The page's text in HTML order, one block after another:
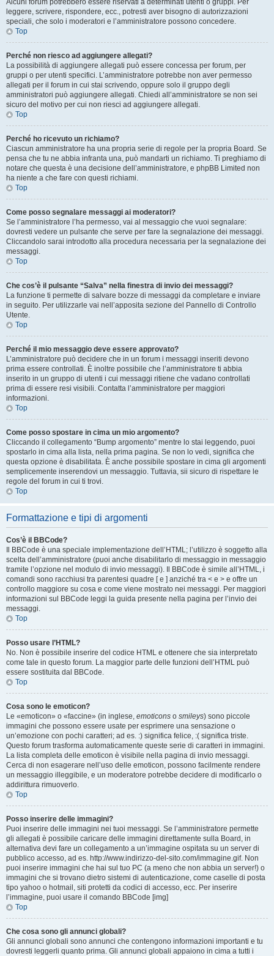
Alcuni forum potrebbero essere riservati a determinati utenti o gruppi. Per
leggere, scrivere, rispondere, ecc., potresti aver bisogno di autorizzazioni
speciali, che solo i moderatori e l’amministratore possono concedere.
Top
Perché non riesco ad aggiungere allegati?
La possibilità di aggiungere allegati può essere concessa per forum, per
gruppi o per utenti specifici. L’amministratore potrebbe non aver permesso
allegati per il forum in cui stai scrivendo, oppure solo il gruppo degli
amministratori può aggiungere allegati. Chiedi all’amministratore se non sei
sicuro del motivo per cui non riesci ad aggiungere allegati.
Top
Perché ho ricevuto un richiamo?
Ciascun amministratore ha una propria serie di regole per la propria Board. Se
pensa che tu ne abbia infranta una, può mandarti un richiamo. Ti preghiamo di
notare che questa è una decisione dell’amministratore, e phpBB Limited non
ha niente a che fare con questi richiami.
Top
Come posso segnalare messaggi ai moderatori?
Se l’amministratore l’ha permesso, vai al messaggio che vuoi segnalare:
dovresti vedere un pulsante che serve per fare la segnalazione dei messaggi.
Cliccandolo sarai introdotto alla procedura necessaria per la segnalazione dei
messaggi.
Top
Che cos’è il pulsante “Salva” nella finestra di invio dei messaggi?
La funzione ti permette di salvare bozze di messaggi da completare e inviare
in seguito. Per utilizzarle vai nell’apposita sezione del Pannello di Controllo
Utente.
Top
Perché il mio messaggio deve essere approvato?
L’amministratore può decidere che in un forum i messaggi inseriti devono
prima essere controllati. È inoltre possibile che l’amministratore ti abbia
inserito in un gruppo di utenti i cui messaggi ritiene che vadano controllati
prima di essere resi visibili. Contatta l’amministratore per maggiori
informazioni.
Top
Come posso spostare in cima un mio argomento?
Cliccando il collegamento “Bump argomento” mentre lo stai leggendo, puoi
spostarlo in cima alla lista, nella prima pagina. Se non lo vedi, significa che
questa opzione è disabilitata. È anche possibile spostare in cima gli argomenti
semplicemente inserendovi un messaggio. Tuttavia, sii sicuro di rispettare le
regole del forum in cui ti trovi.
Top
Formattazione e tipi di argomenti
Cos’è il BBCode?
Il BBCode è una speciale implementazione dell’HTML; l’utilizzo è soggetto alla
scelta dell’amministratore (puoi anche disabilitarlo di messaggio in messaggio
tramite l’opzione nel modulo di invio messaggi). Il BBCode è simile all’HTML, i
comandi sono racchiusi tra parentesi quadre [ e ] anziché tra < e > e offre un
controllo maggiore su cosa e come viene mostrato nei messaggi. Per maggiori
informazioni sul BBCode leggi la guida presente nella pagina per l’invio dei
messaggi.
Top
Posso usare l’HTML?
No. Non è possibile inserire del codice HTML e ottenere che sia interpretato
come tale in questo forum. La maggior parte delle funzioni dell’HTML può
essere sostituita dal BBCode.
Top
Cosa sono le emoticon?
Le «emoticon» o «faccine» (in inglese, emoticons o smileys) sono piccole
immagini che possono essere usate per esprimere una sensazione o
un’emozione con pochi caratteri; ad es. :) significa felice, :( significa triste.
Questo forum trasforma automaticamente queste serie di caratteri in immagini.
La lista completa delle emoticon è visibile nella pagina di invio messaggi.
Cerca di non esagerare nell’uso delle emoticon, possono facilmente rendere
un messaggio illeggibile, e un moderatore potrebbe decidere di modificarlo o
addirittura rimuoverlo.
Top
Posso inserire delle immagini?
Puoi inserire delle immagini nei tuoi messaggi. Se l’amministratore permette
gli allegati è possibile caricare delle immagini direttamente sulla Board, in
alternativa devi fare un collegamento a un’immagine ospitata su un server di
pubblico accesso, ad es. http://www.indirizzo-del-sito.com/immagine.gif. Non
puoi inserire immagini che hai sul tuo PC (a meno che non abbia un server!) o
immagini che si trovano dietro sistemi di autenticazione, come caselle di posta
tipo yahoo o hotmail, siti protetti da codici di accesso, ecc. Per inserire
l’immagine, puoi usare il comando BBCode [img]
Top
Che cosa sono gli annunci globali?
Gli annunci globali sono annunci che contengono informazioni importanti e tu
dovresti leggerli quanto prima. Gli annunci globali appaiono in cima a tutti i